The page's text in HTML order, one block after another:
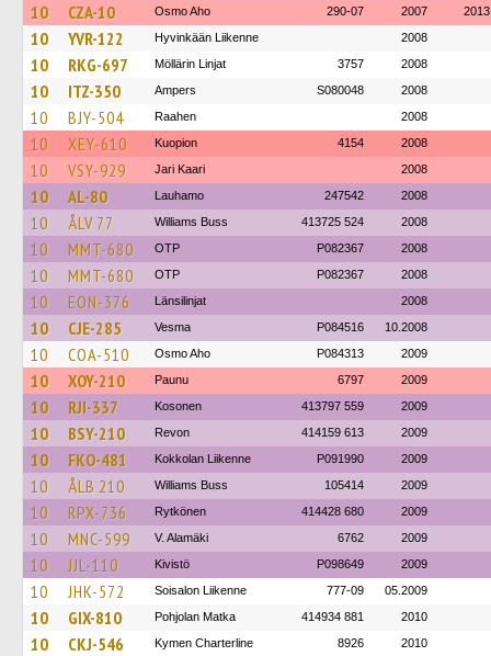
10 CZA-10 Osmo Aho 290-07 2007 2013
10 YVR-122 Hyvinkään Liikenne 2008
10 RKG-697 Möllärin Linjat 3757 2008
10 ITZ-350 Ampers S080048 2008
10 BJY-504 Raahen 2008
10 XEY-610 Kuopion 4154 2008
10 VSY-929 Jari Kaari 2008
10 AL-80 Lauhamo 247542 2008
10 ÅLV 77 Williams Buss 413725 524 2008
10 MMT-680 OTP P082367 2008
10 MMT-680 OTP P082367 2008
10 EON-376 Länsilinjat 2008
10 CJE-285 Vesma P084516 10.2008
10 COA-510 Osmo Aho P084313 2009
10 XOY-210 Paunu 6797 2009
10 RJI-337 Kosonen 413797 559 2009
10 BSY-210 Revon 414159 613 2009
10 FKO-481 Kokkolan Liikenne P091990 2009
10 ÅLB 210 Williams Buss 105414 2009
10 RPX-736 Rytkönen 414428 680 2009
10 MNC-599 V. Alamäki 6762 2009
10 JJL-110 Kivistö P098649 2009
10 JHK-572 Soisalon Liikenne 777-09 05.2009
10 GIX-810 Pohjolan Matka 414934 881 2010
10 CKJ-546 Kymen Charterline 8926 2010